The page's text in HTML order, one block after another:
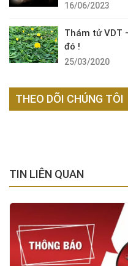
16/06/2023
Thám tử VDT
đó !
25/03/2020
THEO DÕI CHÚNG TÔI
TIN LIÊN QUAN